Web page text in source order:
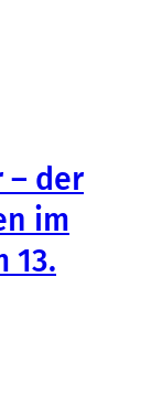
– der
im
13.